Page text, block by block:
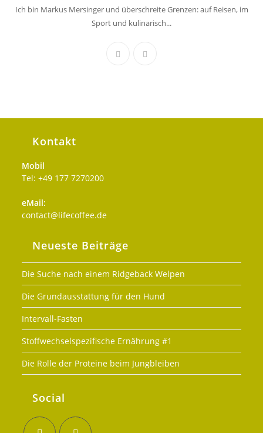
Ich bin Markus Mersinger und überschreite Grenzen: auf Reisen, im
Sport und kulinarisch...
Kontakt
Mobil
Tel: +49 177 7270200
eMail:
contact@lifecoffee.deOpens
application
Neueste Beiträge
Die Suche nach einem Ridgeback Welpen
Die Grundausstattung für den Hund
Intervall-Fasten
Stoffwechselspezifische Ernährung #1
Die Rolle der Proteine beim Jungbleiben
Social